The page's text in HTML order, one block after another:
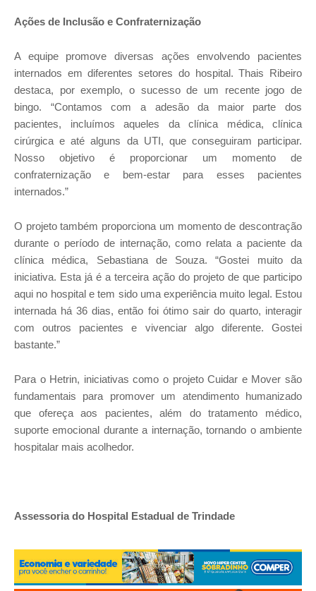
Ações de Inclusão e Confraternização
A equipe promove diversas ações envolvendo pacientes
internados em diferentes setores do hospital. Thais Ribeiro
destaca, por exemplo, o sucesso de um recente jogo de
bingo. “Contamos com a adesão da maior parte dos
pacientes,
incluímos aqueles da clínica médica, clínica
cirúrgica e até alguns da UTI, que conseguiram participar.
Nosso objetivo é proporcionar um momento de
confraternização e bem-estar para esses pacientes
internados.”
O projeto também proporciona um momento de descontração
durante o período de internação, como relata a paciente da
clínica médica, Sebastiana de Souza. “Gostei muito da
iniciativa. Esta já é a terceira ação do projeto de que participo
aqui no hospital e tem sido uma experiência muito legal. Estou
internada há 36 dias, então foi ótimo sair do quarto, interagir
com outros pacientes e vivenciar algo diferente. Gostei
bastante.”
Para o Hetrin, iniciativas como o projeto Cuidar e Mover são
fundamentais para promover um atendimento humanizado
que ofereça aos pacientes, além do tratamento médico,
suporte emocional durante a internação, tornando o ambiente
hospitalar mais acolhedor.
Assessoria do Hospital Estadual de Trindade